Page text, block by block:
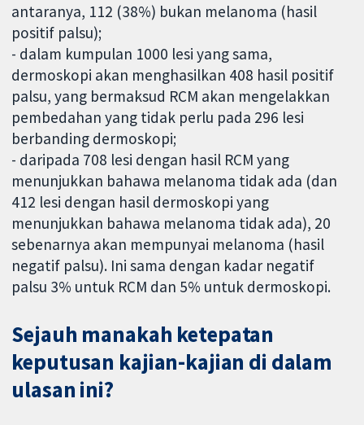
antaranya, 112 (38%) bukan melanoma (hasil
positif palsu);
- dalam kumpulan 1000 lesi yang sama,
dermoskopi akan menghasilkan 408 hasil positif
palsu, yang bermaksud RCM akan mengelakkan
pembedahan yang tidak perlu pada 296 lesi
berbanding dermoskopi;
- daripada 708 lesi dengan hasil RCM yang
menunjukkan bahawa melanoma tidak ada (dan
412 lesi dengan hasil dermoskopi yang
menunjukkan bahawa melanoma tidak ada), 20
sebenarnya akan mempunyai melanoma (hasil
negatif palsu). Ini sama dengan kadar negatif
palsu 3% untuk RCM dan 5% untuk dermoskopi.
Sejauh manakah ketepatan
keputusan kajian-kajian di dalam
ulasan ini?